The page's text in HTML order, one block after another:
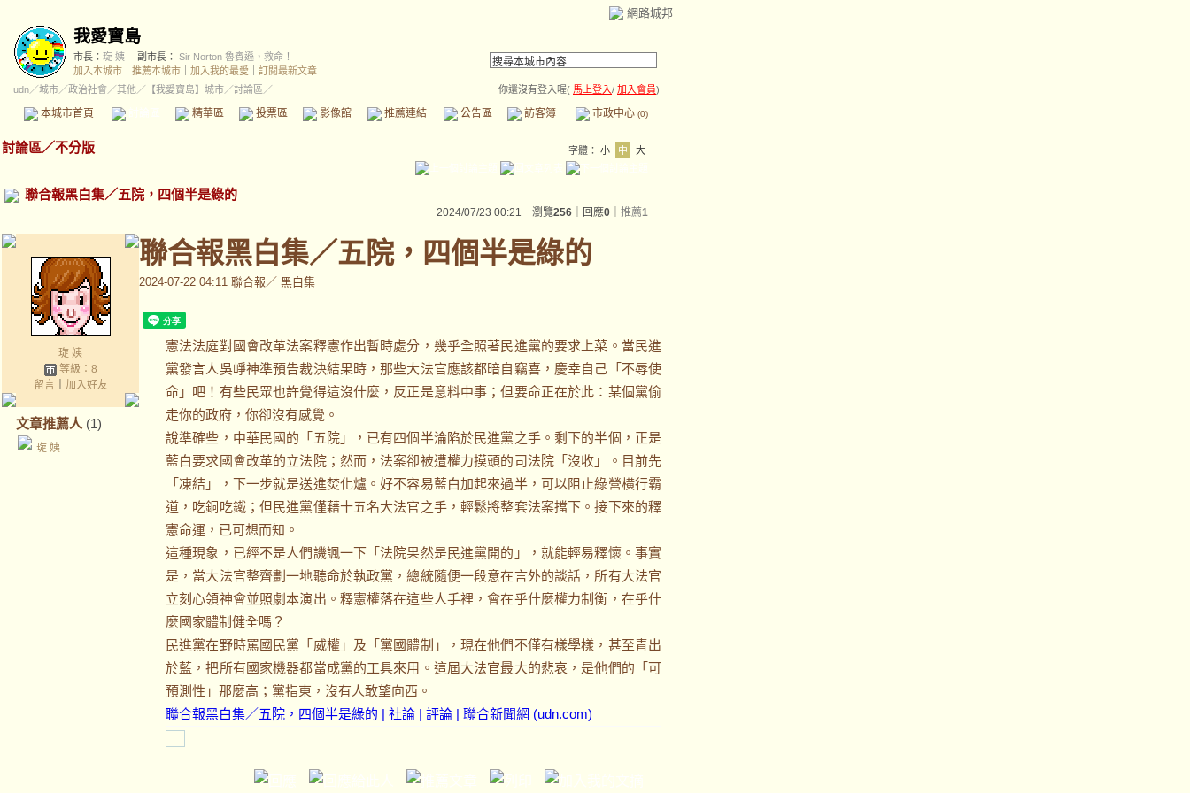
網路城邦
我愛寶島
市長： 琁 姨 副市長： Sir Norton 魯賓遜，救命！
加入本城市
推薦本城市 加入我的最愛
訂閱最新文章
udn／城市／政治社會 ／其他 ／ 【我愛寶島】城市／討論區／ 你還沒有登入喔( 馬上登入/ 加入會員)
本城市首頁 精華區 投票區 影像館 推薦連結 公告區 訪客簿 市政中心 (0)
討論區／不分版 字體： 小 中 大
聯合報黑白集／五院，四個半是綠的
2024/07/23 00:21 瀏覽256 ｜回應0 推薦1
琁 姨
等級：8
留言｜ 加入好友
文章推薦人 (1)
琁 姨
聯合報黑白集／五院，四個半是綠的
2024-07-22 04:11 聯合報／ 黑白集
憲法法庭對國會改革法案釋憲作出暫時處分，幾乎全照著民進黨的要求上菜。當民進
黨發言人吳崢神準預告裁決結果時，那些大法官應該都暗自竊喜，慶幸自己「不辱使
命」吧！有些民眾也許覺得這沒什麼，反正是意料中事；但要命正在於此：某個黨偷
走你的政府，你卻沒有感覺。
說準確些，中華民國的「五院」，已有四個半淪陷於民進黨之手。剩下的半個，正是
藍白要求國會改革的立法院；然而，法案卻被遭權力摸頭的司法院「沒收」。目前先
「凍結」，下一步就是送進焚化爐。好不容易藍白加起來過半，可以阻止綠營橫行霸
道，吃銅吃鐵；但民進黨僅藉十五名大法官之手，輕鬆將整套法案擋下。接下來的釋
憲命運，已可想而知。
這種現象，已經不是人們譏諷一下「法院果然是民進黨開的」，就能輕易釋懷。事實
是，當大法官整齊劃一地聽命於執政黨，總統隨便一段意在言外的談話，所有大法官
立刻心領神會並照劇本演出。釋憲權落在這些人手裡，會在乎什麼權力制衡，在乎什
麼國家體制健全嗎？
民進黨在野時罵國民黨「威權」及「黨國體制」，現在他們不僅有樣學樣，甚至青出
於藍，把所有國家機器都當成黨的工具來用。這屆大法官最大的悲哀，是他們的「可
預測性」那麼高；黨指東，沒有人敢望向西。
聯合報黑白集／五院，四個半是綠的 | 社論 | 評論 | 聯合新聞網 (udn.com)